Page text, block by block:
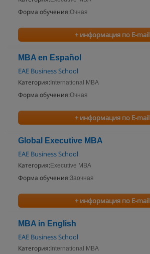
Форма обучения:Очная
+ информация по E-mail
MBA en Español
EAE Business School
Категория: International MBA
Форма обучения:Очная
+ информация по E-mail
Global Executive MBA
EAE Business School
Категория: Executive MBA
Форма обучения:Заочная
+ информация по E-mail
MBA in English
EAE Business School
Категория: International MBA